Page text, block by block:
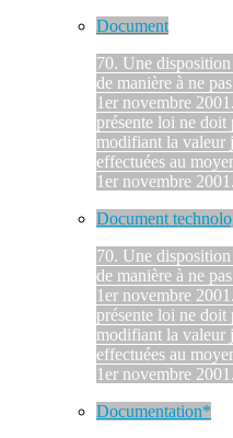
Document
70. Une
de manière à ne
1er novembre
présente loi ne doit
modifiant la valeur
effectuées au
1er novembre 2001.
Document
70. Une
de manière à ne
1er novembre
présente loi ne doit
modifiant la valeur
effectuées au
1er novembre 2001.
Documentation*